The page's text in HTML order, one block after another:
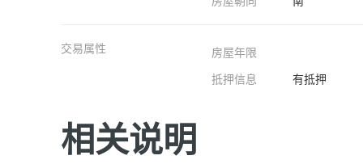
交易属性
房屋年限
抵押信息
有抵押
相关说明